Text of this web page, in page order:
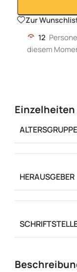
Zur
12
diesem
HERAUSGEBER